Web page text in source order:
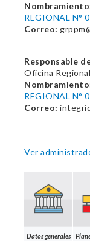
REGIONAL N°
Correo:
Responsable
Oficina
REGIONAL N°
Correo:
Ver
Datos generales